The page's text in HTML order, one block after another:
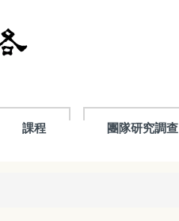
課程 團隊研究調查